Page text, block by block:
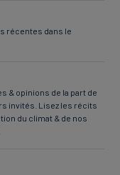
récentes dans le
& opinions de la part de
invités. Lisez les récits
du climat & de nos